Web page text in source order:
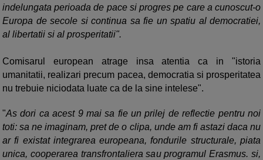
indelungata perioada de pace si progres pe care a cunoscut-o
Europa de secole si continua sa fie un spatiu al democratiei,
al libertatii si al prosperitatii".
Comisarul european atrage insa atentia ca in "istoria
umanitatii, realizari precum pacea, democratia si prosperitatea
nu trebuie niciodata luate ca de la sine intelese".
"As dori ca acest 9 mai sa fie un prilej de reflectie pentru noi
toti: sa ne imaginam, pret de o clipa, unde am fi astazi daca nu
ar fi existat integrarea europeana, fondurile structurale, piata
unica, cooperarea transfrontaliera sau programul Erasmus. si,